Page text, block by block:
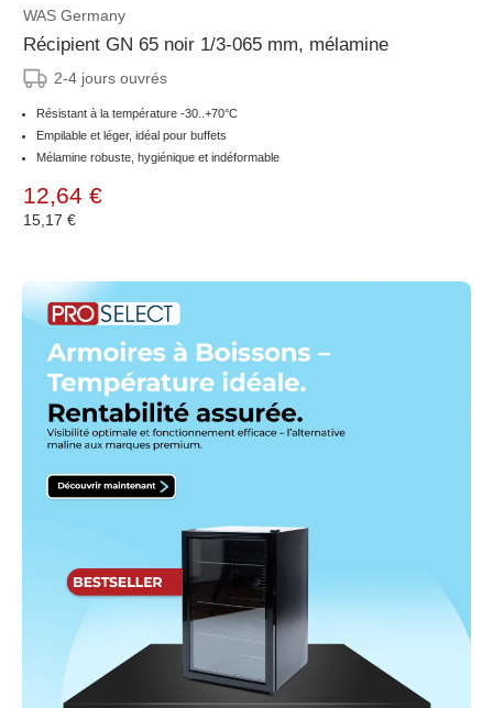
WAS Germany
Récipient GN 65 noir 1/3-065 mm, mélamine
2-4 jours ouvrés
Résistant à la température -30..+70°C
Empilable et léger, idéal pour buffets
Mélamine robuste, hygiénique et indéformable
12,64 €
15,17 €